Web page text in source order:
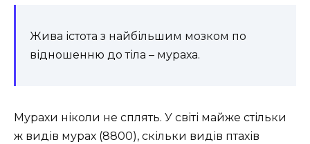
Жива істота з найбільшим мозком по
відношенню до тіла – мураха.
Мурахи ніколи не сплять. У світі майже стільки
ж видів мурах (8800), скільки видів птахів